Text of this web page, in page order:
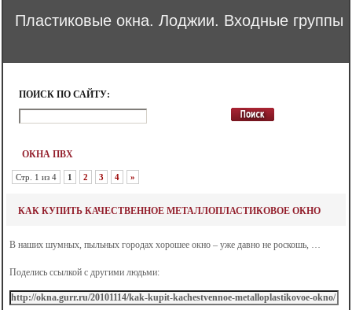
Пластиковые окна. Лоджии. Входные группы
ПОИСК ПО САЙТУ:
ОКНА ПВХ
Стр. 1 из 4 1 2 3 4 »
КАК КУПИТЬ КАЧЕСТВЕННОЕ МЕТАЛЛОПЛАСТИКОВОЕ ОКНО
В наших шумных, пыльных городах хорошее окно – уже давно не роскошь, …
Поделись ссылкой с другими людьми: